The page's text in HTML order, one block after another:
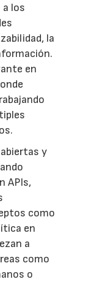
los
la
en
y
APIs,
como
en
a
como
o